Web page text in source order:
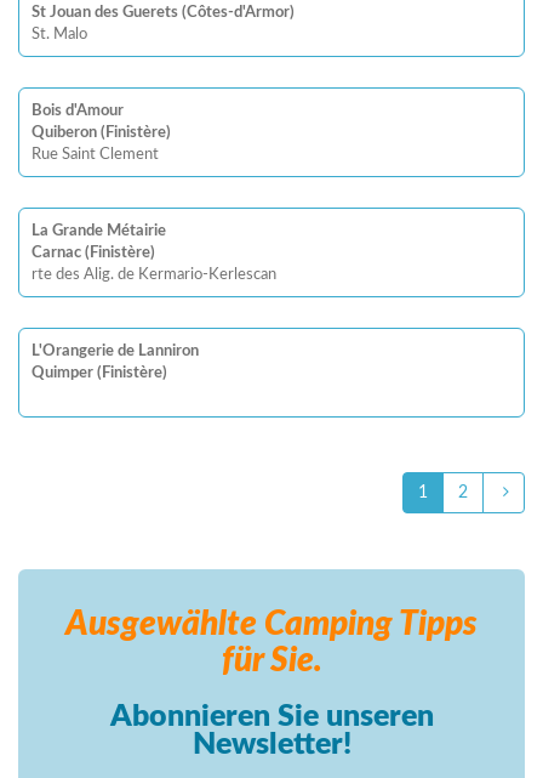
St Jouan des Guerets (Côtes-d'Armor)
St. Malo
Bois d'Amour
Quiberon (Finistère)
Rue Saint Clement
La Grande Métairie
Carnac (Finistère)
rte des Alig. de Kermario-Kerlescan
L'Orangerie de Lanniron
Quimper (Finistère)
1 2
Ausgewählte Camping Tipps
für Sie.
Abonnieren Sie unseren
Newsletter!